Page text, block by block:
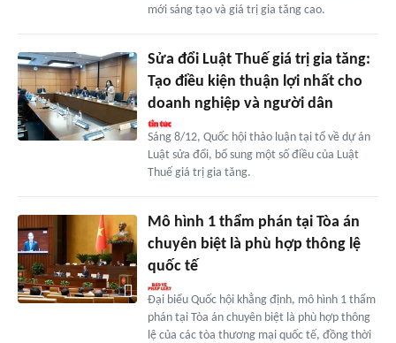
mới sáng tạo và giá trị gia tăng cao.
Sửa đổi Luật Thuế giá trị gia tăng:
Tạo điều kiện thuận lợi nhất cho
doanh nghiệp và người dân
Sáng 8/12, Quốc hội thảo luận tại tổ về dự án
Luật sửa đổi, bổ sung một số điều của Luật
Thuế giá trị gia tăng.
Mô hình 1 thẩm phán tại Tòa án
chuyên biệt là phù hợp thông lệ
quốc tế
Đại biểu Quốc hội khẳng định, mô hình 1 thẩm
phán tại Tòa án chuyên biệt là phù hợp thông
lệ của các tòa thương mại quốc tế, đồng thời